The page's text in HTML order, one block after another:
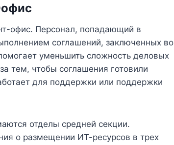
офис
офис. Персонал, попадающий в
соглашений, заключенных во
уменьшить сложность деловых
тем, чтобы соглашения готовили
для поддержки или поддержки
отделы средней секции.
о размещении ИТ-ресурсов в трех